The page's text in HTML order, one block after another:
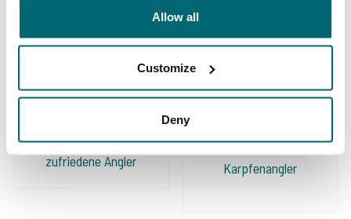
Allow all
Customize
Deny
Schon 152.929
zufriedene Angler
Von und für
Karpfenangler